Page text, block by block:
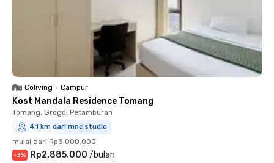
Coliving • Campur
Kost Mandala Residence Tomang
Tomang, Grogol Petamburan
4.1 km dari mnc studio
mulai dari Rp3.000.000
-3% Rp2.885.000 /bulan